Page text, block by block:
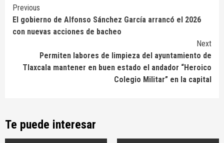
Continue
Reading
Previous
El gobierno de Alfonso Sánchez García arrancó el 2026
con nuevas acciones de bacheo
Next
Permiten labores de limpieza del ayuntamiento de
Tlaxcala mantener en buen estado el andador “Heroico
Colegio Militar” en la capital
Te puede interesar